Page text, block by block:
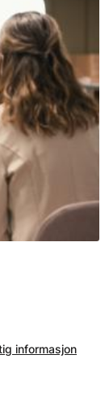
informasjon